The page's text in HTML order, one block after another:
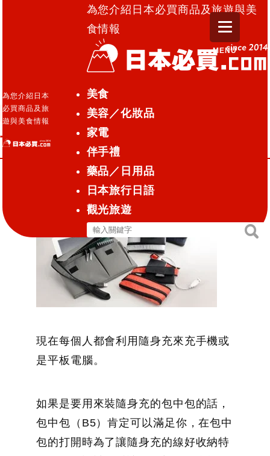
為您介紹日本
必買商品及旅
遊與美食情報
為您介紹日本必買商品及旅遊與美
食情報
美食
美容／化妝品
家電
伴手禮
藥品／日用品
日本旅行日語
觀光旅遊
搜
尋
鍵
字:
搜
MENU
電器 2015.01.28
可以輕鬆充電的隨身充包中包
現在每個人都會利用隨身充來充手機或
是平板電腦。
如果是要用來裝隨身充的包中包的話，
包中包（B5）肯定可以滿足你，在包中
包的打開時為了讓隨身充的線好收納特